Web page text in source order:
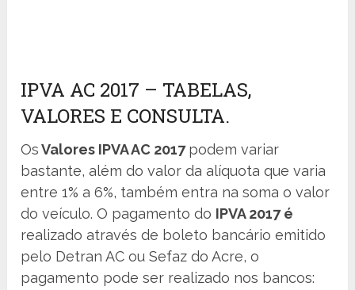
IPVA AC 2017 – TABELAS,
VALORES E CONSULTA.
OsValores IPVA AC 2017podem variar
bastante, além do valor da alíquota que varia
entre 1% a 6%, também entra na soma o valor
do veículo. O pagamento do IPVA 2017 é
realizado através de boleto bancário emitido
pelo Detran AC ou Sefaz do Acre, o
pagamento pode ser realizado nos bancos: